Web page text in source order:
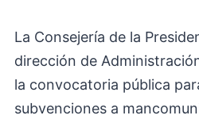
La Consejería de la
dirección de
la convocatoria pública
subvenciones a